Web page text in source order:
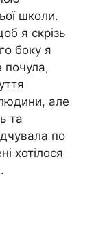
школи.
я скрізь
боку я
почула,
але
та
по
хотілося